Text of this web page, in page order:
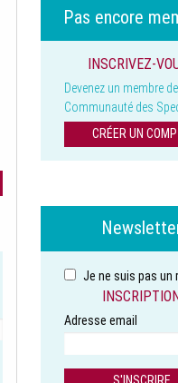
Pas encore
INSCRIVEZ-
Devenez un membre
Communauté des
CRÉER UN
Je ne suis pas un
Adresse email